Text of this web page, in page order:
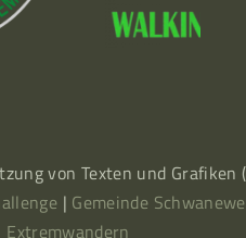
von Texten und Grafiken
| Gemeinde
Extremwandern